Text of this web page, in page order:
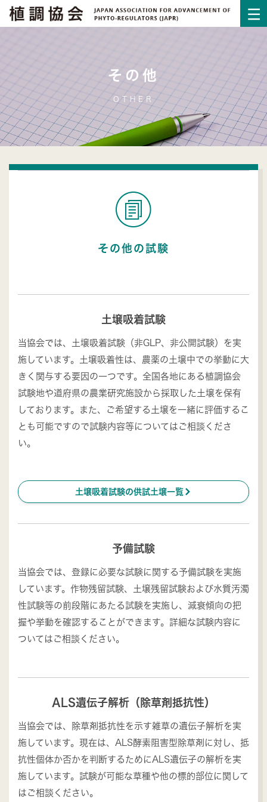
その他
OTHER
その他の試験
土壌吸着試験
当協会では、土壌吸着試験（非GLP、非公開試験）を実
施しています。土壌吸着性は、農薬の土壌中での挙動に大
きく関与する要因の一つです。全国各地にある植調協会
試験地や道府県の農業研究施設から採取した土壌を保有
しております。また、ご希望する土壌を一緒に評価するこ
とも可能ですので試験内容等についてはご相談くださ
い。
土壌吸着試験の供試土壌一覧 ú
予備試験
当協会では、登録に必要な試験に関する予備試験を実施
しています。作物残留試験、土壌残留試験および水質汚濁
性試験等の前段階にあたる試験を実施し、減衰傾向の把
握や挙動を確認することができます。詳細な試験内容に
ついてはご相談ください。
ALS遺伝子解析（除草剤抵抗性）
当協会では、除草剤抵抗性を示す雑草の遺伝子解析を実
施しています。現在は、ALS酵素阻害型除草剤に対し、抵
抗性個体か否かを判断するためにALS遺伝子の解析を実
施しています。試験が可能な草種や他の標的部位に関して
はご相談ください。